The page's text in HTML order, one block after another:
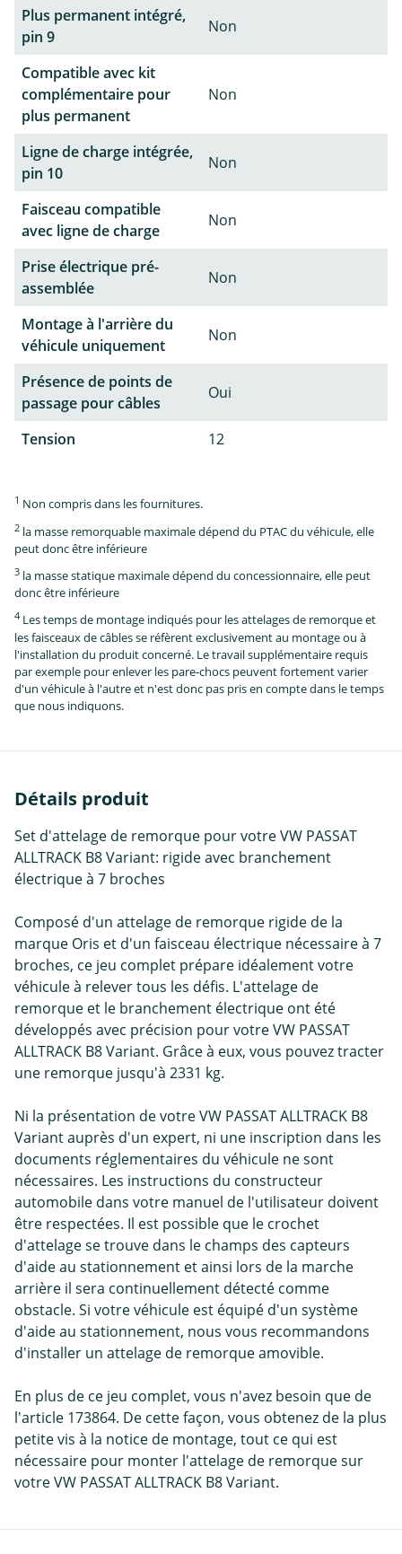
Plus permanent intégré,
pin 9
Non
Compatible avec kit
complémentaire pour
plus permanent
Non
Ligne de charge intégrée,
pin 10
Non
Faisceau compatible
avec ligne de charge
Non
Prise électrique pré-
assemblée
Non
Montage à l'arrière du
véhicule uniquement
Non
Présence de points de
passage pour câbles
Oui
Tension 12
1 Non compris dans les fournitures.
2 la masse remorquable maximale dépend du PTAC du véhicule, elle
peut donc être inférieure
3 la masse statique maximale dépend du concessionnaire, elle peut
donc être inférieure
4 Les temps de montage indiqués pour les attelages de remorque et
les faisceaux de câbles se réfèrent exclusivement au montage ou à
l'installation du produit concerné. Le travail supplémentaire requis
par exemple pour enlever les pare-chocs peuvent fortement varier
d'un véhicule à l'autre et n'est donc pas pris en compte dans le temps
que nous indiquons.
Détails produit
Set d'attelage de remorque pour votre VW PASSAT
ALLTRACK B8 Variant: rigide avec branchement
électrique à 7 broches
Composé d'un attelage de remorque rigide de la
marque Oris et d'un faisceau électrique nécessaire à 7
broches, ce jeu complet prépare idéalement votre
véhicule à relever tous les défis. L'attelage de
remorque et le branchement électrique ont été
développés avec précision pour votre VW PASSAT
ALLTRACK B8 Variant. Grâce à eux, vous pouvez tracter
une remorque jusqu'à 2331 kg.
Ni la présentation de votre VW PASSAT ALLTRACK B8
Variant auprès d'un expert, ni une inscription dans les
documents réglementaires du véhicule ne sont
nécessaires. Les instructions du constructeur
automobile dans votre manuel de l'utilisateur doivent
être respectées. Il est possible que le crochet
d'attelage se trouve dans le champs des capteurs
d'aide au stationnement et ainsi lors de la marche
arrière il sera continuellement détecté comme
obstacle. Si votre véhicule est équipé d'un système
d'aide au stationnement, nous vous recommandons
d'installer un attelage de remorque amovible.
En plus de ce jeu complet, vous n'avez besoin que de
l'article 173864. De cette façon, vous obtenez de la plus
petite vis à la notice de montage, tout ce qui est
nécessaire pour monter l'attelage de remorque sur
votre VW PASSAT ALLTRACK B8 Variant.